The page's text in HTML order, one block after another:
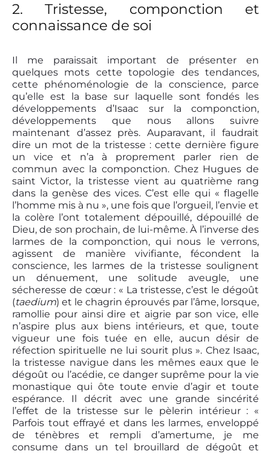
2. Tristesse, componction et
connaissance de soi
Il me paraissait important de présenter en
quelques mots cette topologie des tendances,
cette phénoménologie de la conscience, parce
qu’elle est la base sur laquelle sont fondés les
développements d’Isaac sur la componction,
développements que nous allons suivre
maintenant d’assez près. Auparavant, il faudrait
dire un mot de la tristesse : cette dernière figure
un vice et n’a à proprement parler rien de
commun avec la componction. Chez Hugues de
saint Victor, la tristesse vient au quatrième rang
dans la genèse des vices. C’est elle qui « flagelle
l’homme mis à nu », une fois que l’orgueil, l’envie et
la colère l’ont totalement dépouillé, dépouillé de
Dieu, de son prochain, de lui-même. À l’inverse des
larmes de la componction, qui nous le verrons,
agissent de manière vivifiante, fécondent la
conscience, les larmes de la tristesse soulignent
un dénuement, une solitude aveugle, une
sécheresse de cœur : « La tristesse, c’est le dégoût
(taedium) et le chagrin éprouvés par l’âme, lorsque,
ramollie pour ainsi dire et aigrie par son vice, elle
n’aspire plus aux biens intérieurs, et que, toute
vigueur une fois tuée en elle, aucun désir de
réfection spirituelle ne lui sourit plus ». Chez Isaac,
la tristesse navigue dans les mêmes eaux que le
dégoût ou l’acédie, ce danger suprême pour la vie
monastique qui ôte toute envie d’agir et toute
espérance. Il décrit avec une grande sincérité
l’effet de la tristesse sur le pèlerin intérieur : «
Parfois tout effrayé et dans les larmes, enveloppé
de ténèbres et rempli d’amertume, je me
consume dans un tel brouillard de dégoût et